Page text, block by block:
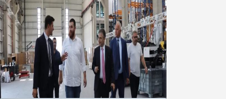
Marmara OSB Müteşebbis Heyeti
Toplantısı gerçekleştirildi
05 Ağustos 2026